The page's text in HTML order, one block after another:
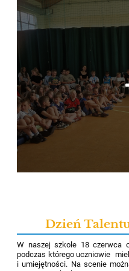
Dzień
W naszej szkole 18 czerwca
podczas którego uczniowie
i umiejętności. Na scenie